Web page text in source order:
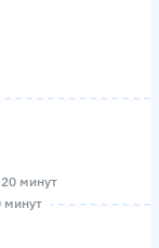
минут
минут